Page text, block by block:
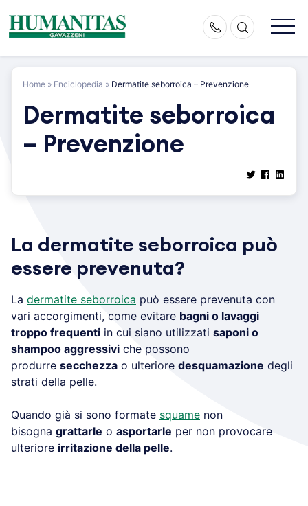
content
Home » Enciclopedia » Dermatite seborroica – Prevenzione
Dermatite seborroica
– Prevenzione
La dermatite seborroica può
essere prevenuta?
La dermatite seborroica può essere prevenuta con
vari accorgimenti, come evitare bagni o lavaggi
troppo frequenti in cui siano utilizzati saponi o
shampoo aggressivi che possono
produrre secchezza o ulteriore desquamazione degli
strati della pelle.
Quando già si sono formate squame non
bisogna grattarle o asportarle per non provocare
ulteriore irritazione della pelle.